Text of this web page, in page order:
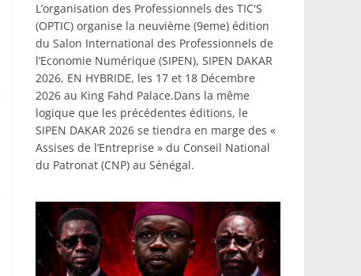
L’organisation des Professionnels des TIC'S
(OPTIC) organise la neuvième (9eme) édition
du Salon International des Professionnels de
l’Economie Numérique (SIPEN), SIPEN DAKAR
2026, EN HYBRIDE, les 17 et 18 Décembre
2026 au King Fahd Palace.Dans la même
logique que les précédentes éditions, le
SIPEN DAKAR 2026 se tiendra en marge des «
Assises de l’Entreprise » du Conseil National
du Patronat (CNP) au Sénégal.